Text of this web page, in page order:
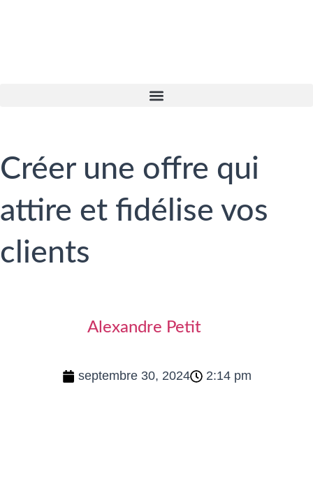
Créer une offre qui
attire et fidélise vos
clients
Alexandre Petit
septembre 30, 2024 2:14 pm